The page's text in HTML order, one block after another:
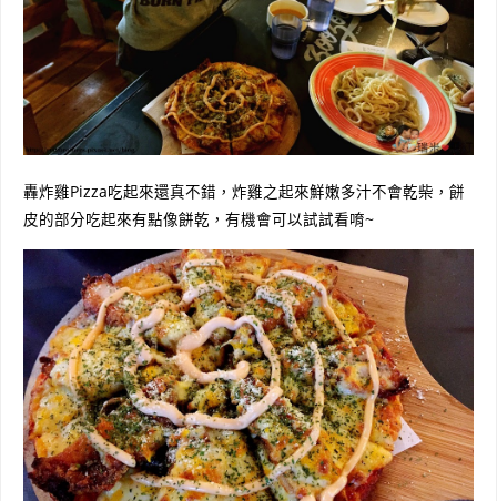
轟炸雞Pizza吃起來還真不錯，炸雞之起來鮮嫩多汁不會乾柴，餅
皮的部分吃起來有點像餅乾，有機會可以試試看唷~